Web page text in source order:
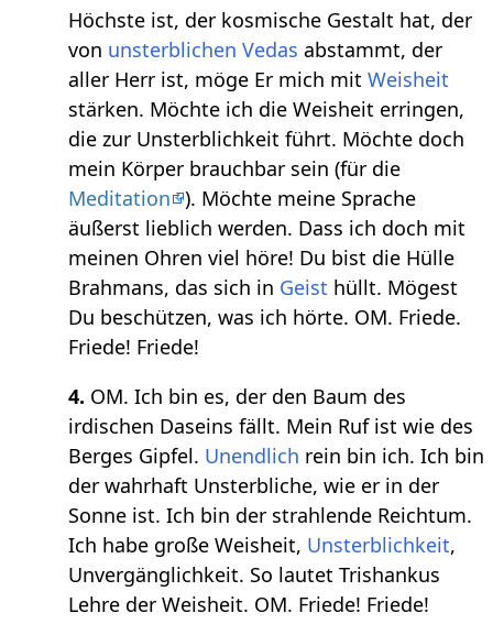
Höchste ist, der kosmische Gestalt hat, der
von unsterblichen Vedas abstammt, der
aller Herr ist, möge Er mich mitWeisheit
stärken. Möchte ich die Weisheit erringen,
die zur Unsterblichkeit führt. Möchte doch
mein Körper brauchbar sein (für die
Meditation ). Möchte meine Sprache
äußerst lieblich werden. Dass ich doch mit
meinen Ohren viel höre! Du bist die Hülle
Brahmans, das sich in Geist hüllt. Mögest
Du beschützen, was ich hörte. OM. Friede.
Friede! Friede!
4. OM. Ich bin es, der den Baum des
irdischen Daseins fällt. Mein Ruf ist wie des
Berges Gipfel. Unendlich rein bin ich. Ich bin
der wahrhaft Unsterbliche, wie er in der
Sonne ist. Ich bin der strahlende Reichtum.
Ich habe große Weisheit, Unsterblichkeit,
Unvergänglichkeit. So lautet Trishankus
Lehre der Weisheit. OM. Friede! Friede!